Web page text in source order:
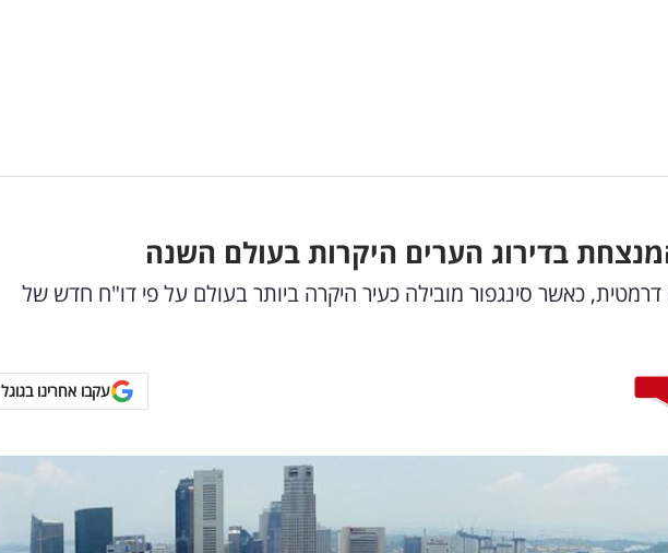
בדירוג הערים היקרות בעולם השנה
כאשר סינגפור מובילה כעיר היקרה ביותר בעולם על פי דו"ח חדש של
עקבו אחרינו בגוגל